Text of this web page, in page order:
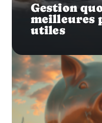
Gestion
meilleures
utiles